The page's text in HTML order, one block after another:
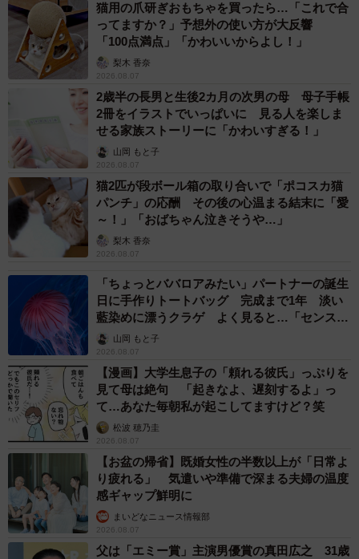
猫用の爪研ぎおもちゃを買ったら…「これで合
ってますか？」予想外の使い方が大反響
「100点満点」「かわいいからよし！」
梨木 香奈
2026.08.07
2歳半の長男と生後2カ月の次男の母 母子手帳
2冊をイラストでいっぱいに 見る人を楽しま
せる家族ストーリーに「かわいすぎる！」
山岡 もと子
2026.08.07
猫2匹が段ボール箱の取り合いで「ポコスカ猫
パンチ」の応酬 その後の心温まる結末に「愛
～！」「おばちゃん泣きそうや…」
梨木 香奈
2026.08.07
「ちょっとババロアみたい」パートナーの誕生
日に手作りトートバッグ 完成まで1年 淡い
藍染めに漂うクラゲ よく見ると…「センスす
ごい」山岡 もと子
2026.08.07
【漫画】大学生息子の「頼れる彼氏」っぷりを
見て母は絶句 「起きなよ、遅刻するよ」っ
て…あなた毎朝私が起こしてますけど？笑
松波 穂乃圭
2026.08.07
【お盆の帰省】既婚女性の半数以上が「日常よ
り疲れる」 気遣いや準備で深まる夫婦の温度
感ギャップ鮮明に
まいどなニュース情報部
2026.08.07
父は「エミー賞」主演男優賞の真田広之 31歳